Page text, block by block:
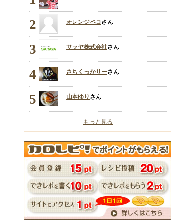
2 オレンジペコさん
3 サラヤ株式会社さん
4 さちくっかりーさん
5 山本ゆり さん
もっと見る